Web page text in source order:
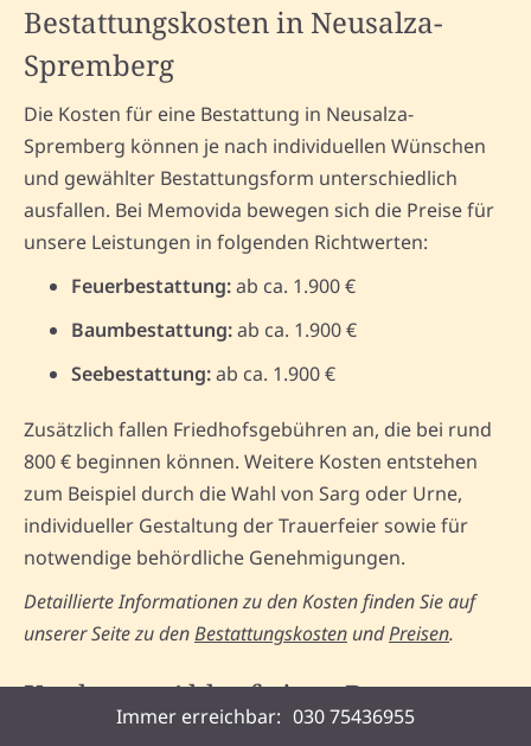
Bestattungskosten in Neusalza-
Spremberg
Die Kosten für eine Bestattung in Neusalza-
Spremberg können je nach individuellen Wünschen
und gewählter Bestattungsform unterschiedlich
ausfallen. Bei Memovida bewegen sich die Preise für
unsere Leistungen in folgenden Richtwerten:
Feuerbestattung:ab ca. 1.900 €
Baumbestattung:ab ca. 1.900 €
Seebestattung:ab ca. 1.900 €
Zusätzlich fallen Friedhofsgebühren an, die bei rund
800 € beginnen können. Weitere Kosten entstehen
zum Beispiel durch die Wahl von Sarg oder Urne,
individueller Gestaltung der Trauerfeier sowie für
notwendige behördliche Genehmigungen.
Detaillierte Informationen zu den Kosten finden Sie auf
unserer Seite zu denBestattungskosten undPreisen.
Konkreter Ablauf einer Bestattung
in Neusalza-Spremberg
Immer erreichbar: 030 75436955